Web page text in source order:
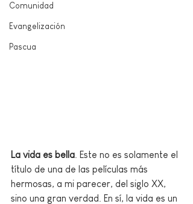
Comunidad
Evangelización
Pascua
La vida es bella . Este no es solamente el
título de una de las películas más
hermosas, a mi parecer, del siglo XX,
sino una gran verdad. En sí, la vida es un